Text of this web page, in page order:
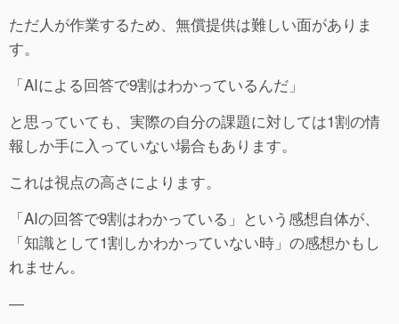
ただ人が作業するため、無償提供は難しい面がありま
す。
「AIによる回答で9割はわかっているんだ」
と思っていても、実際の自分の課題に対しては1割の情
報しか手に入っていない場合もあります。
これは視点の高さによります。
「AIの回答で9割はわかっている」という感想自体が、
「知識として1割しかわかっていない時」の感想かもし
れません。
―